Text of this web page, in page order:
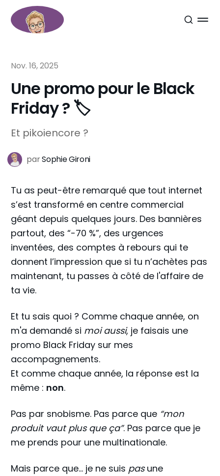
Nov. 16, 2025
Une promo pour le Black
Friday ? 🏷️
Et pikoiencore ?
parSophie Gironi
Tu as peut-être remarqué que tout internet
s’est transformé en centre commercial
géant depuis quelques jours. Des bannières
partout, des “-70 %”, des urgences
inventées, des comptes à rebours qui te
donnent l’impression que si tu n’achètes pas
maintenant, tu passes à côté de l'affaire de
ta vie.
Et tu sais quoi ? Comme chaque année, on
m'a demandé si moi aussi, je faisais une
promo Black Friday sur mes
accompagnements.
Et comme chaque année, la réponse est la
même : non.
Pas par snobisme. Pas parce que “mon
produit vaut plus que ça”. Pas parce que je
me prends pour une multinationale.
Mais parce que… je ne suis pasune